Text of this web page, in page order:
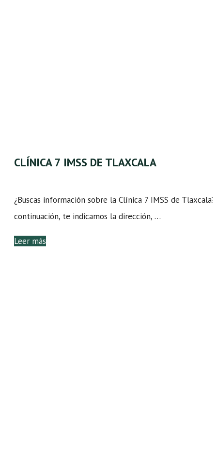
CLÍNICA 7 IMSS DE TLAXCALA
¿Buscas información sobre la Clínica 7 IMSS de
continuación, te indicamos la dirección, …
Leer más